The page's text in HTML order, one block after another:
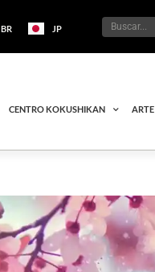
BR JP
CENTRO KOKUSHIKAN ARTE